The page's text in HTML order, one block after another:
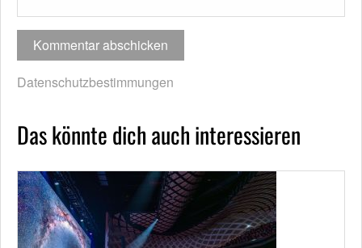
Datenschutzbestimmungen
Das könnte dich auch interessieren